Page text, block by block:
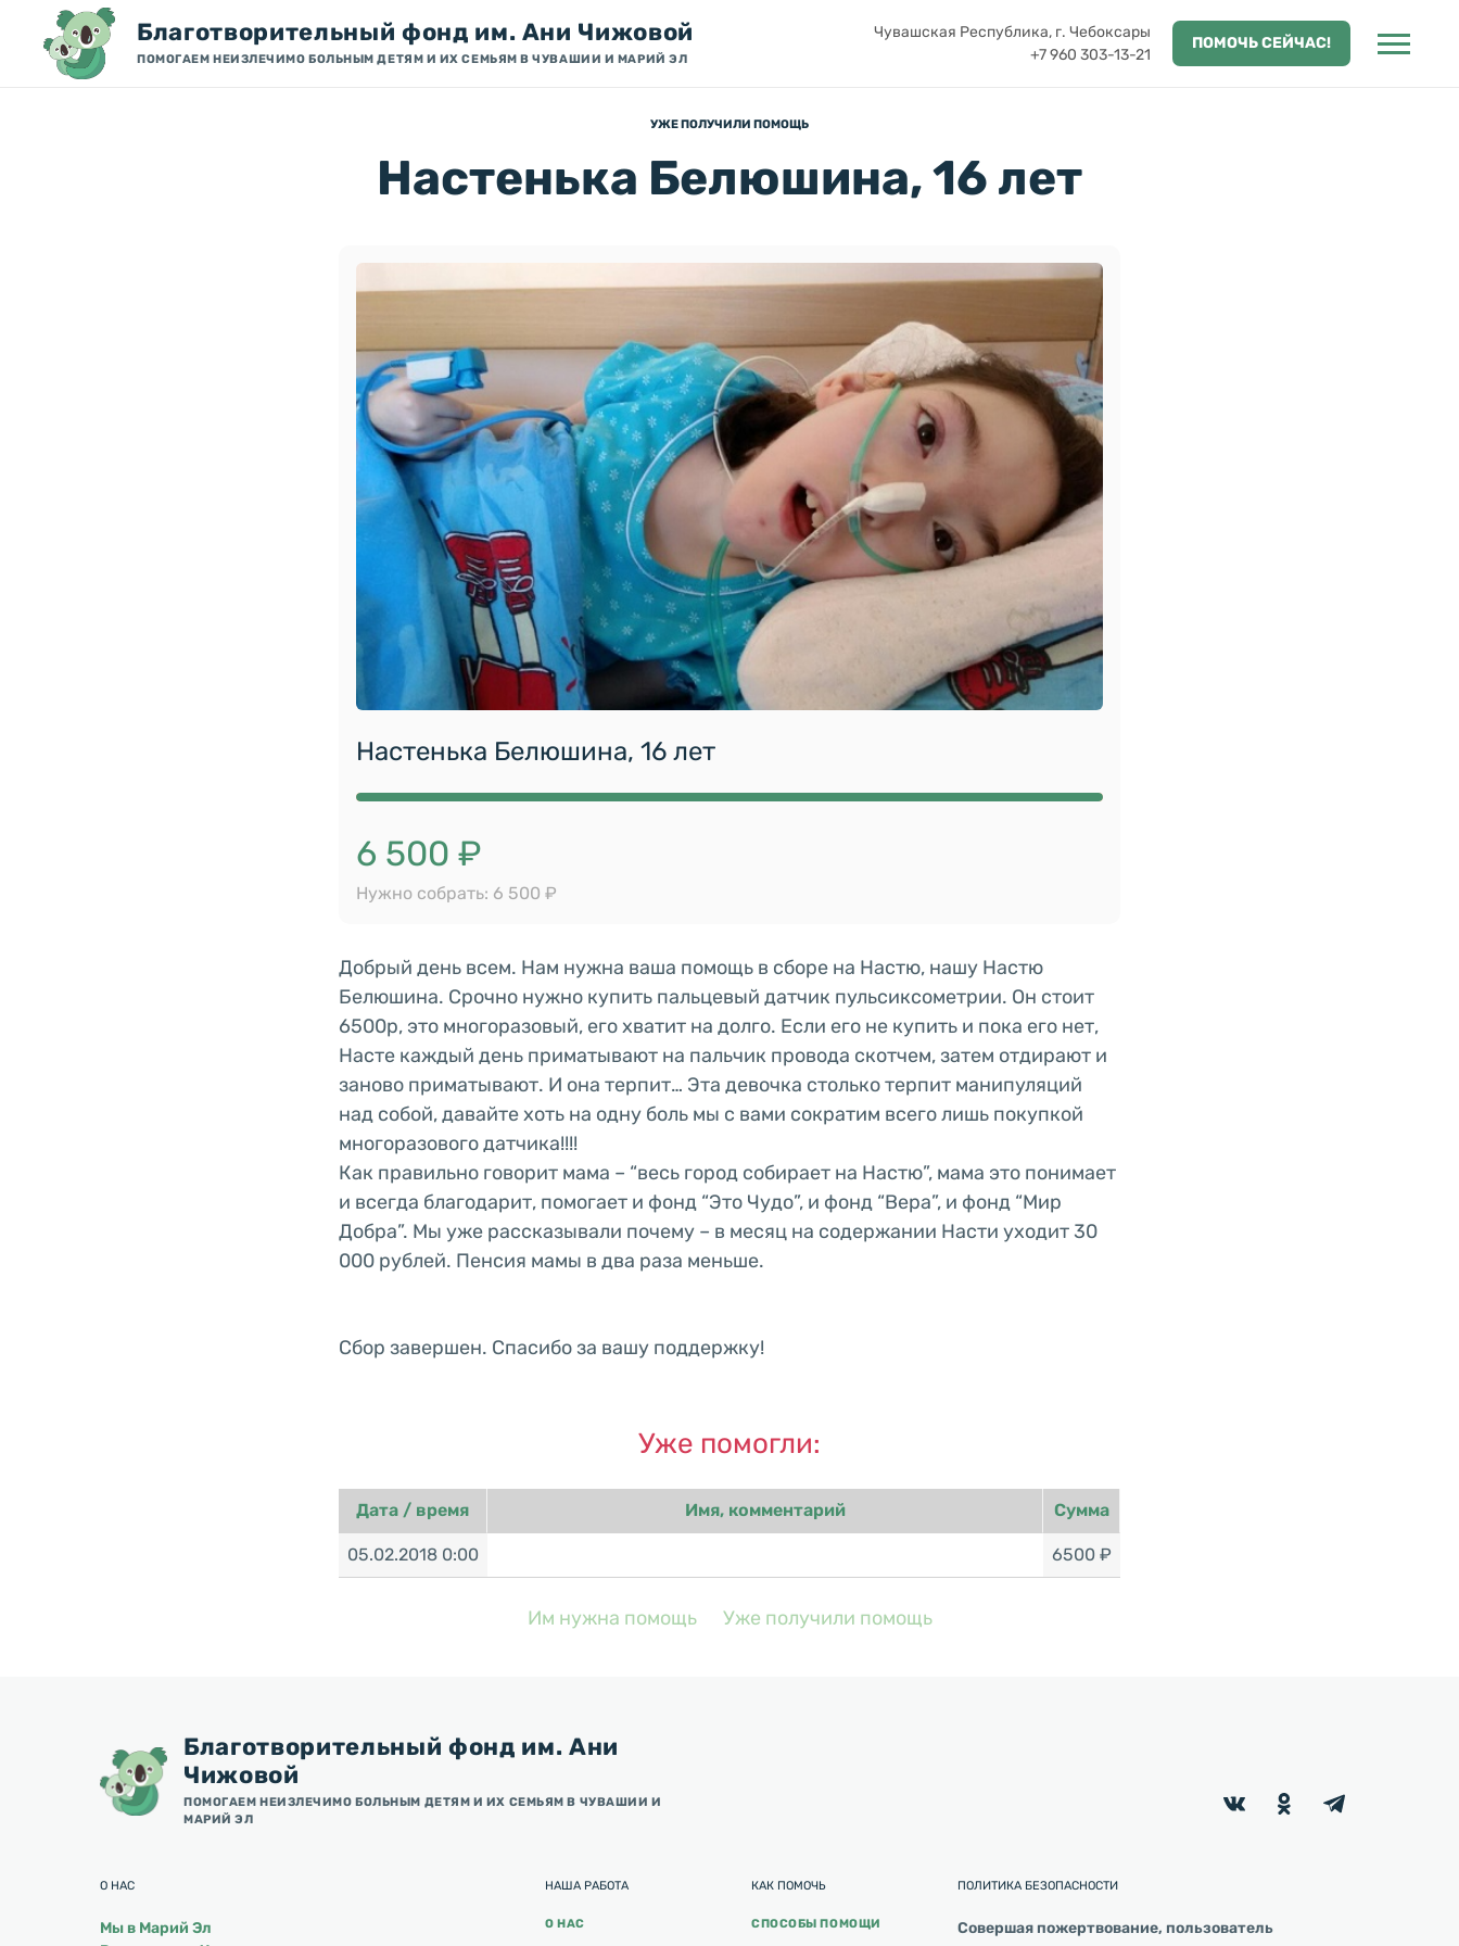
Благотворительный фонд им. Ани Чижовой
ПОМОГАЕМ НЕИЗЛЕЧИМО БОЛЬНЫМ ДЕТЯМ И ИХ СЕМЬЯМ В ЧУВАШИИ И МАРИЙ ЭЛ
Чувашская Республика, г. Чебоксары
+7 960 303-13-21
ПОМОЧЬ СЕЙЧАС!
УЖЕ ПОЛУЧИЛИ ПОМОЩЬ
Настенька Белюшина, 16 лет
Настенька Белюшина, 16 лет
6 500 ₽
Нужно собрать: 6 500 ₽
Добрый день всем. Нам нужна ваша помощь в сборе на Настю, нашу Настю
Белюшина. Срочно нужно купить пальцевый датчик пульсиксометрии. Он стоит
6500р, это многоразовый, его хватит на долго. Если его не купить и пока его нет,
Насте каждый день приматывают на пальчик провода скотчем, затем отдирают и
заново приматывают. И она терпит… Эта девочка столько терпит манипуляций
над собой, давайте хоть на одну боль мы с вами сократим всего лишь покупкой
многоразового датчика!!!!
Как правильно говорит мама – “весь город собирает на Настю”, мама это понимает
и всегда благодарит, помогает и фонд “Это Чудо”, и фонд “Вера”, и фонд “Мир
Добра”. Мы уже рассказывали почему – в месяц на содержании Насти уходит 30
000 рублей. Пенсия мамы в два раза меньше.
Сбор завершен. Спасибо за вашу поддержку!
Уже помогли:
Дата / время Имя, комментарий Сумма
05.02.2018 0:00 6500 ₽
Им нужна помощь Уже получили помощь
Благотворительный фонд им. Ани
Чижовой
ПОМОГАЕМ НЕИЗЛЕЧИМО БОЛЬНЫМ ДЕТЯМ И ИХ СЕМЬЯМ В ЧУВАШИИ И
МАРИЙ ЭЛ
О НАС
Мы в Марий Эл
НАША РАБОТА
О НАС
КАК ПОМОЧЬ
СПОСОБЫ ПОМОЩИ
ПОЛИТИКА БЕЗОПАСНОСТИ
Совершая пожертвование, пользователь